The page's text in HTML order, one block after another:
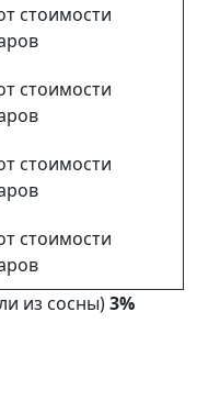
стоимости
стоимости
стоимости
стоимости
из сосны)3%